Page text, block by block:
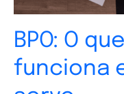
BPO: O
funciona